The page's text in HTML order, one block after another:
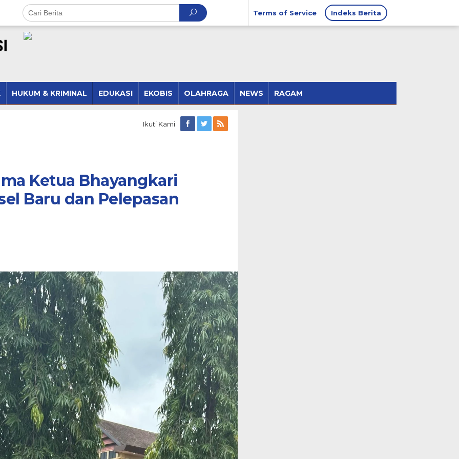
Terms of Service Indeks Berita
HUKUM & KRIMINAL EDUKASI EKOBIS OLAHRAGA NEWS RAGAM
Ikuti Kami
Ketua Bhayangkari
Baru dan Pelepasan